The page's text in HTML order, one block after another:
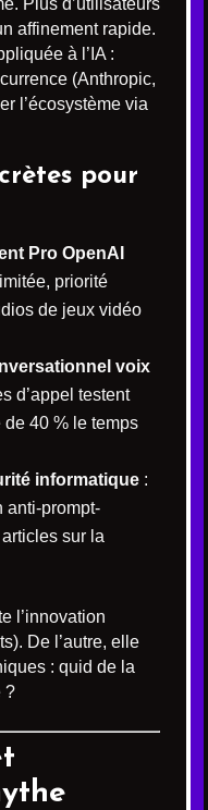
affinement rapide.
à l’IA :
(Anthropic,
l’écosystème via
pour
Pro OpenAI
priorité
de jeux vidéo
voix
d’appel testent
40 % le temps
informatique :
anti-prompt-
sur la
l’innovation
De l’autre, elle
: quid de la
?